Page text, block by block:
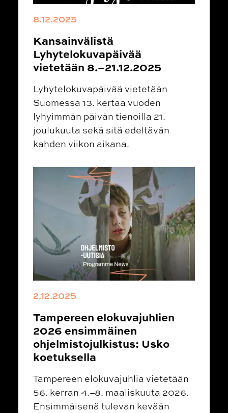
8.12.2025
Kansainvälistä
Lyhytelokuvapäivää
vietetään 8.–21.12.2025
Lyhytelokuvapäivää vietetään
Suomessa 13. kertaa vuoden
lyhyimmän päivän tienoilla 21.
joulukuuta sekä sitä edeltävän
kahden viikon aikana.
2.12.2025
Tampereen elokuvajuhlien
2026 ensimmäinen
ohjelmistojulkistus: Usko
koetuksella
Tampereen elokuvajuhlia vietetään
56. kerran 4.–8. maaliskuuta 2026.
Ensimmäisenä tulevan kevään